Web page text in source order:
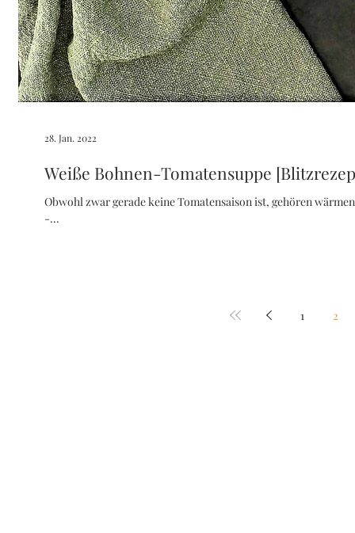
Weiße Bohnen-Tomatensuppe
Obwohl zwar gerade keine Tomatensaison ist, gehören
-...
28. Jan. 2022
1 2